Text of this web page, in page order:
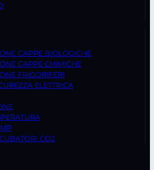
CAPPE BIOLOGICHE
CAPPE CHIMICHE
FRIGORIFERI
ELETTRICA
CO2